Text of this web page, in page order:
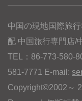
中国の現地国際旅
配 中国旅行専門店/
TEL：86-773-580-
581-7771 E-mail:
Copyright©2002～